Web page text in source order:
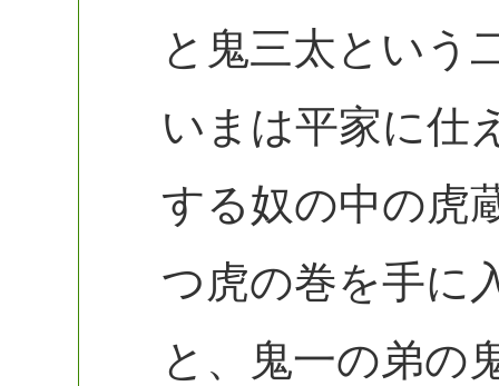
と鬼三太という
いまは平家に仕
する奴の中の虎
つ虎の巻を手に
と、鬼一の弟の